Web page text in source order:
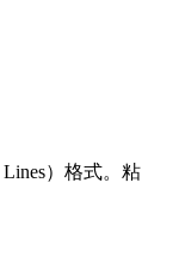
）格式。粘